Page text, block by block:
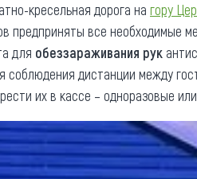
кресельная дорога на гору
предприняты все необходимые
для обеззараживания рук
соблюдения дистанции между
их в кассе – одноразовые